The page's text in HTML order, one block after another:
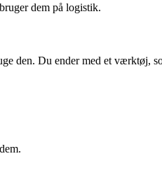
dem på logistik.
den. Du ender med et værktøj,